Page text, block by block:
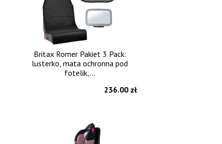
Britax Romer Pakiet 3 Pack:
lusterko, mata ochronna pod
fotelik,...
236.00 zł